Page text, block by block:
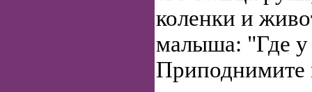
коленки и
малыша: "Где у
Приподнимите